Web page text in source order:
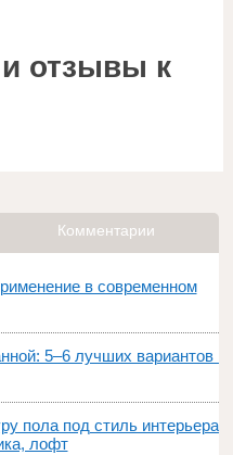
отзывы к
Комментарии
в современном
5–6 лучших вариантов и
пола под стиль интерьера:
лофт